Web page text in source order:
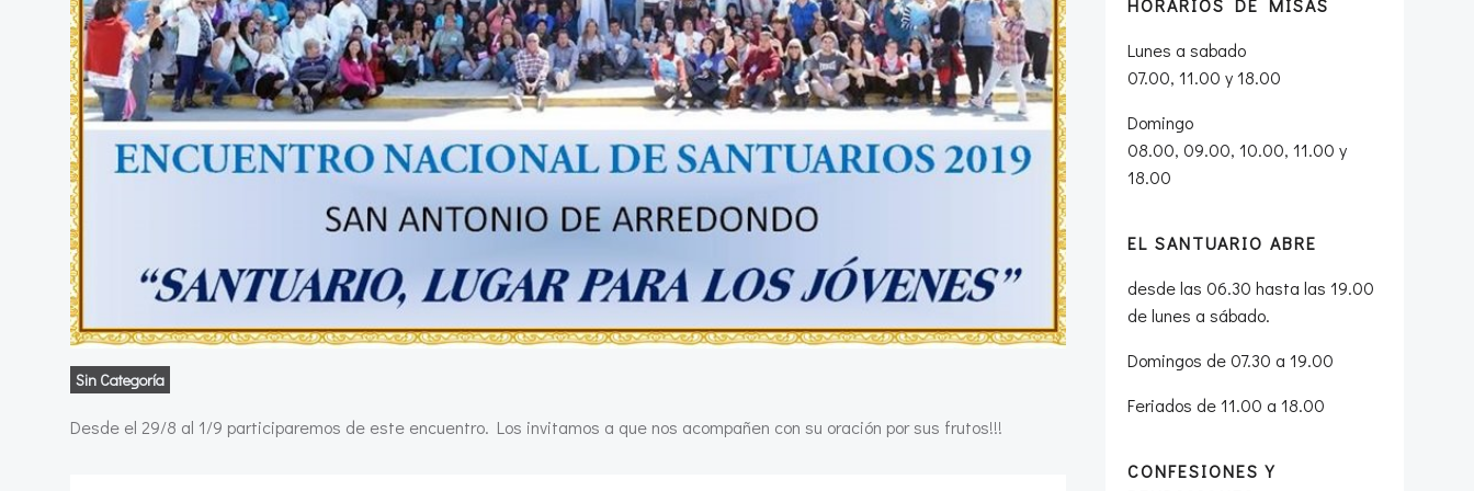
Sin Categoría
Desde el 29/8 al 1/9 participaremos de este encuentro. Los invitamos a que nos acompañen con su oración por sus frutos!!!
HORARIOS DE MISAS
Lunes a sabado
07.00, 11.00 y 18.00
Domingo
08.00, 09.00, 10.00, 11.00 y
18.00
EL SANTUARIO ABRE
desde las 06.30 hasta las 19.00
de lunes a sábado.
Domingos de 07.30 a 19.00
Feriados de 11.00 a 18.00
CONFESIONES Y